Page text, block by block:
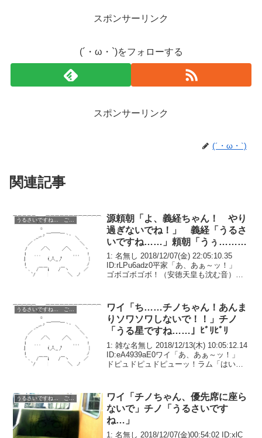
スポンサーリンク
(´・ω・`)をフォローする
スポンサーリンク
(´・ω・`)
関連記事
源頼朝「よ、義経ちゃん！ やり
過ぎないでね！」 義経「うるさ
いですね……」頼朝「うぅ……
ど、どうすんだこれ……」
1: 名無し 2018/12/07(金) 22:05:10.35
ID:rLPu6adz0平家「あ、あぁ～ッ！」
ゴボゴボゴボ！（安徳天皇も沈む音）義
だこれ……」数年前...
ワイ「ち……チノちゃん！あんま
りソワソワしないで！！」チノ
「うる星ですね……」ﾋﾞﾘﾋﾞﾘ
1: 雑な名無し 2018/12/13(木) 10:05:12.14
ID:eA4939aE0ワイ「あ、あぁ～ッ！」
ドピュドピュドピューッ！ラム「はい、
いました……」...
うるさいですね… ごちうさ コピペ改変
ワイ「チノちゃん、優先席に座ら
ないで」チノ「うるさいです
ね…」
1: 名無し 2018/12/07(金)00:54:02 ID:xlC